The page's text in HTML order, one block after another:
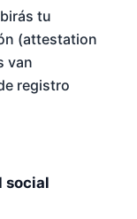
tu
(attestation
van
registro
social